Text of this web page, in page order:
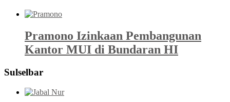
Pramono Izinkaan Pembangunan
Kantor MUI di Bundaran HI
Sulselbar